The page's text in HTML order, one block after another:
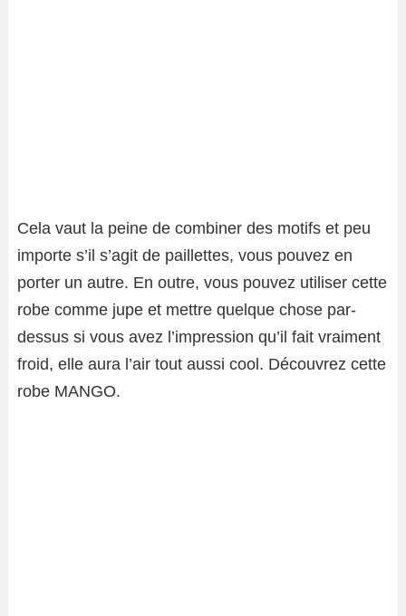
Cela vaut la peine de combiner des motifs et peu
importe s’il s’agit de paillettes, vous pouvez en
porter un autre. En outre, vous pouvez utiliser cette
robe comme jupe et mettre quelque chose par-
dessus si vous avez l’impression qu’il fait vraiment
froid, elle aura l’air tout aussi cool. Découvrez cette
robe MANGO.